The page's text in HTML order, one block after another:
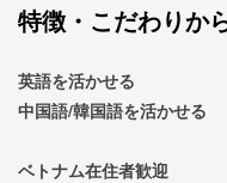
特徴・こだわりか
英語を活かせる
中国語/韓国語を活かせる
ベトナム在住者歓迎